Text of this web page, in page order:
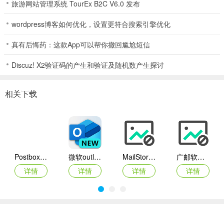
3、支持重传，可以设置重传次数，提高发送成功率!
4、支持以网页形式发送。
5、支持暗送功能，发送速度可十几倍到几十倍，一对一发送，收件人
软件功能
变量，每一封发出的信都不同于前一封，从而达到改变的目的。例
如，设置变量“ran”\ulc\uchar[5-7]”，发送消息时将自动生成5-7个小写
2、采用多线程先进技术，每小时可发送数十万包，发送效率极高。
3、支持大量邮件群发，可以快速发送数以亿计的电子邮件地址，以文
旅游网站管理系统 TourEx B2C V6.0 发布
wordpress博客如何优化，设置更符合搜索引擎优化
真有后悔药：这款App可以帮你撤回尴尬短信
Discuz! X2验证码的产生和验证及随机数产生探讨
相关下载
Postbox正式版
详情
微软outlook邮箱pc端
详情
MailStore Home
详情
广邮软件邮件生成验证系统
详情